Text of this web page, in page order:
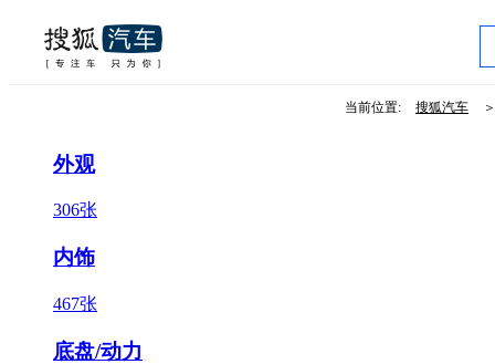
当前位置: 搜狐汽车
外观
306张
内饰
467张
底盘/动力